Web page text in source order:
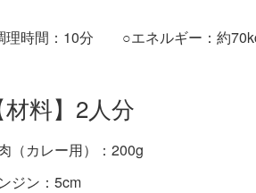
理時間：10分 ○エネルギー：約
材料】2人分
（カレー用）：200g
ジン：5cm